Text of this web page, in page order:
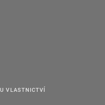
VLASTNICTVÍ